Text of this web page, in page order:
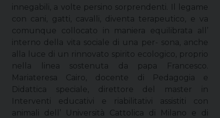
innegabili, a volte persino sorprendenti. Il legame
con cani, gatti, cavalli, diventa terapeutico, e va
comunque collocato in maniera equilibrata all’
interno della vita sociale di una per- sona, anche
alla luce di un rinnovato spirito ecologico, proprio
nella linea sostenuta da papa Francesco.
Mariateresa Cairo, docente di Pedagogia e
Didattica speciale, direttore del master in
Interventi educativi e riabilitativi assistiti con
animali dell’ Università Cattolica di Milano e di